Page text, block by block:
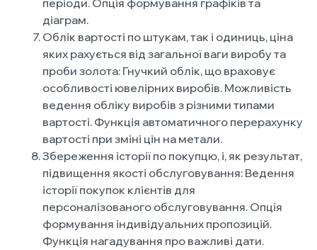
періоди. Опція формування графіків та
діаграм.
Облік вартості по штукам, так і одиниць, ціна
яких рахується від загальної ваги виробу та
проби золота: Гнучкий облік, що враховує
особливості ювелірних виробів. Можливість
ведення обліку виробів з різними типами
вартості. Функція автоматичного перерахунку
вартості при зміні цін на метали.
Збереження історії по покупцю, і, як результат,
підвищення якості обслуговування: Ведення
історії покупок клієнтів для
персоналізованого обслуговування. Опція
формування індивідуальних пропозицій.
Функція нагадування про важливі дати.